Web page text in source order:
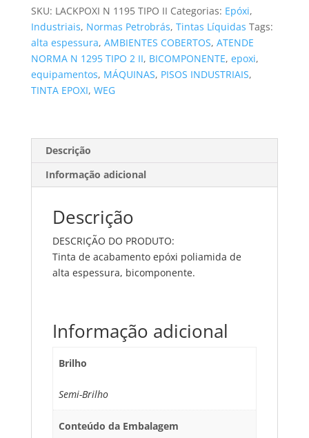
quantidade
SKU: LACKPOXI N 1195 TIPO II Categorias: Epóxi,
Industriais, Normas Petrobrás, Tintas Líquidas Tags:
alta espessura, AMBIENTES COBERTOS, ATENDE
NORMA N 1295 TIPO 2 II, BICOMPONENTE, epoxi,
equipamentos, MÁQUINAS, PISOS INDUSTRIAIS,
TINTA EPOXI, WEG
Descrição
Informação adicional
Descrição
DESCRIÇÃO DO PRODUTO:
Tinta de acabamento epóxi poliamida de
alta espessura, bicomponente.
Informação adicional
Brilho
Semi-Brilho
Conteúdo da Embalagem